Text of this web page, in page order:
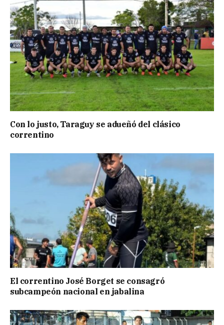
Con lo justo, Taraguy se adueñó del clásico
correntino
El correntino José Borget se consagró
subcampeón nacional en jabalina